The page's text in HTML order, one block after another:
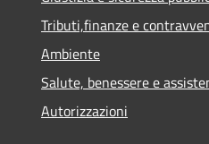
Tributi,finanze e
Ambiente
Salute, benessere e
Autorizzazioni